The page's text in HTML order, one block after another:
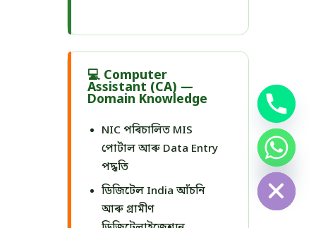
💻 Computer
Assistant (CA) —
Domain Knowledge
NIC পৰিচালিত MIS
পোৰ্টাল আৰু Data Entry
পদ্ধতি
ডিজিটেল India আঁচনি
আৰু গ্ৰামীণ
Hide
chaty